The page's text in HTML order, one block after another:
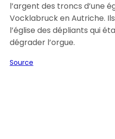
l’argent des troncs d’une
Vocklabruck en Autriche.
l’église des dépliants qui
dégrader l’orgue.
Source